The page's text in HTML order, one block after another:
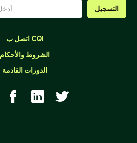
اتصل ب CQI
الشروط والأحكام
الدورات القادمة
  